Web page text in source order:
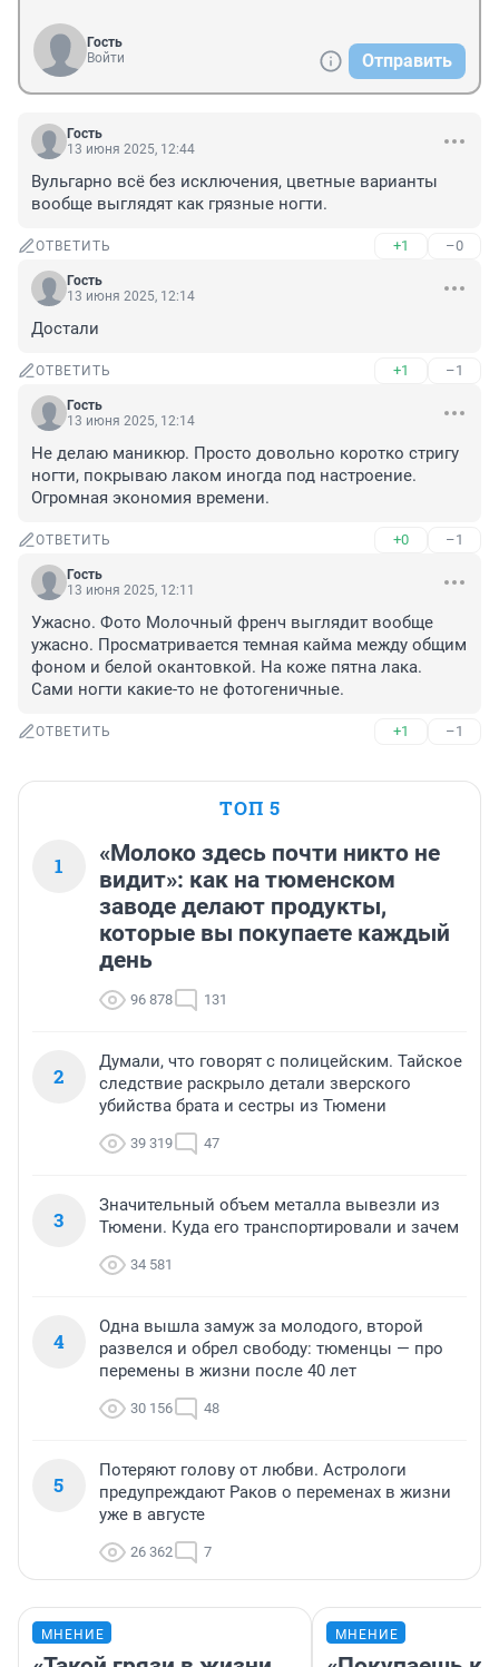
Гость
Войти
Отправить
Гость
13 июня 2025, 12:44
Вульгарно всё без исключения, цветные варианты
вообще выглядят как грязные ногти.
ОТВЕТИТЬ +1 –0
Гость
13 июня 2025, 12:14
Достали
ОТВЕТИТЬ +1 –1
Гость
13 июня 2025, 12:14
Не делаю маникюр. Просто довольно коротко стригу
ногти, покрываю лаком иногда под настроение.
Огромная экономия времени.
ОТВЕТИТЬ +0 –1
Гость
13 июня 2025, 12:11
Ужасно. Фото Молочный френч выглядит вообще
ужасно. Просматривается темная кайма между общим
фоном и белой окантовкой. На коже пятна лака.
Сами ногти какие-то не фотогеничные.
ОТВЕТИТЬ +1 –1
ТОП 5
1
«Молоко здесь почти никто не
видит»: как на тюменском
заводе делают продукты,
которые вы покупаете каждый
день
96 878 131
2
Думали, что говорят с полицейским. Тайское
следствие раскрыло детали зверского
убийства брата и сестры из Тюмени
39 319 47
3
Значительный объем металла вывезли из
Тюмени. Куда его транспортировали и зачем
34 581
4
Одна вышла замуж за молодого, второй
развелся и обрел свободу: тюменцы — про
перемены в жизни после 40 лет
30 156 48
5
Потеряют голову от любви. Астрологи
предупреждают Раков о переменах в жизни
уже в августе
26 362 7
МНЕНИЕ МНЕНИЕ